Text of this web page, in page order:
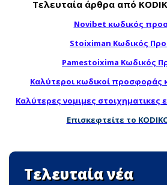
Τελευταία άρθρα από
Novibet κωδικός
Stoiximan Κωδικός
Pamestoixima Κωδικός
Καλύτεροι κωδικοί προσφοράς
Καλύτερες νομιμες στοιχηματικες
Επισκεφτείτε το
Τελευταία νέα